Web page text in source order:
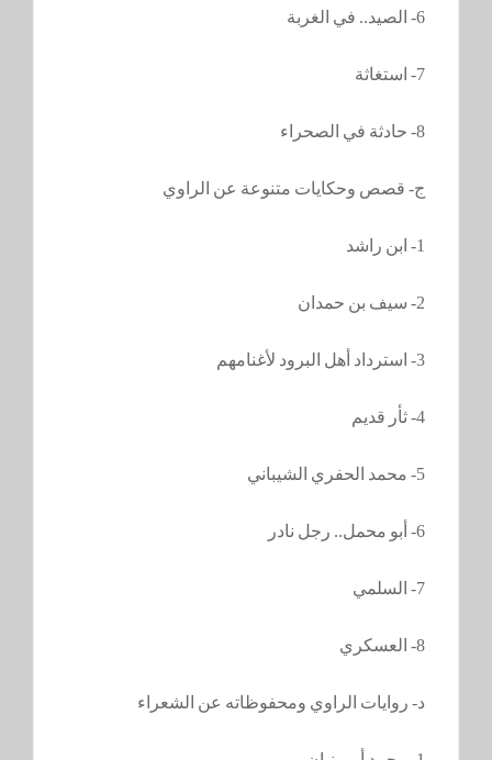
6- الصيد.. في الغربة
7- استغاثة
8- حادثة في الصحراء
ج- قصص وحكايات متنوعة عن الراوي
1- ابن راشد
2- سيف بن حمدان
3- استرداد أهل البرود لأغنامهم
4- ثأر قديم
5- محمد الحفري الشيباني
6- أبو محمل.. رجل نادر
7- السلمي
8- العسكري
د- روايات الراوي ومحفوظاته عن الشعراء